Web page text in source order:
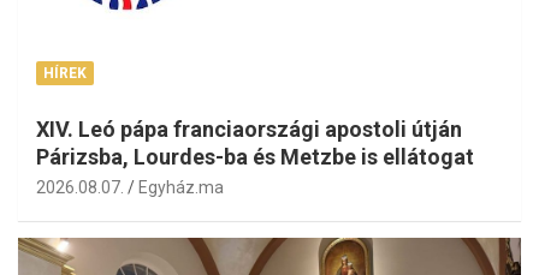
HÍREK
XIV. Leó pápa franciaországi apostoli útján
Párizsba, Lourdes-ba és Metzbe is ellátogat
2026.08.07. Egyház.ma